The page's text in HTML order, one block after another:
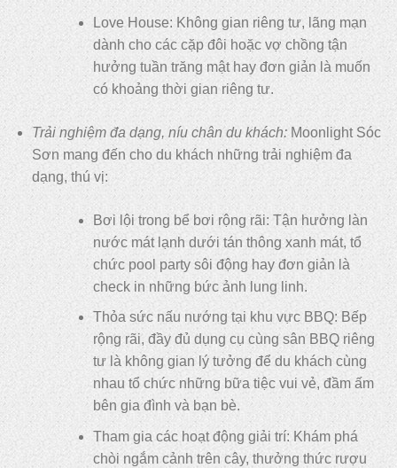
Love House: Không gian riêng tư, lãng mạn
dành cho các cặp đôi hoặc vợ chồng tận
hưởng tuần trăng mật hay đơn giản là muốn
có khoảng thời gian riêng tư.
Trải nghiệm đa dạng, níu chân du khách:Moonlight Sóc
Sơn mang đến cho du khách những trải nghiệm đa
dạng, thú vị:
Bơi lội trong bể bơi rộng rãi: Tận hưởng làn
nước mát lạnh dưới tán thông xanh mát, tổ
chức pool party sôi động hay đơn giản là
check in những bức ảnh lung linh.
Thỏa sức nấu nướng tại khu vực BBQ: Bếp
rộng rãi, đầy đủ dụng cụ cùng sân BBQ riêng
tư là không gian lý tưởng để du khách cùng
nhau tổ chức những bữa tiệc vui vẻ, đầm ấm
bên gia đình và bạn bè.
Tham gia các hoạt động giải trí: Khám phá
chòi ngắm cảnh trên cây, thưởng thức rượu